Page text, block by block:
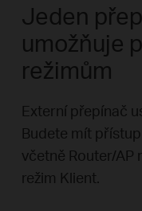
Jeden
umožňuje
režimům
Externí přepínač
Budete mít
včetně Router/AP
režim Klient.